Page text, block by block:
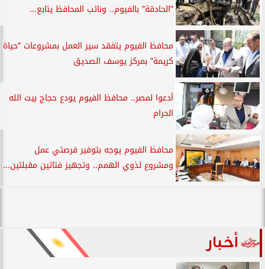
”الحادقة” بالفيوم.. ونائب المحافظ يتابع...
محافظ الفيوم يتفقد سير العمل بمشروعات ”حياة
كريمة” بمركز يوسف الصديق
أدعوا لمصر.. محافظ الفيوم يودع حجاج بيت الله
الحرام
محافظ الفيوم يوجه بتوفير فرصتي عمل
ومشروع لذوي الهمم.. وتجهيز فتاتين مقبلتين...
أخبار